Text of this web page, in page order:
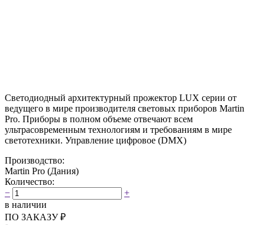
Светодиодный архитектурный прожектор LUX серии от
ведущего в мире производителя световых приборов Martin
Pro. Приборы в полном объеме отвечают всем
ультрасовременным технологиям и требованиям в мире
светотехники. Управление цифровое (DMX)
Производство:
Martin Pro (Дания)
Количество:
−
+
в наличии
ПО ЗАКАЗУ₽